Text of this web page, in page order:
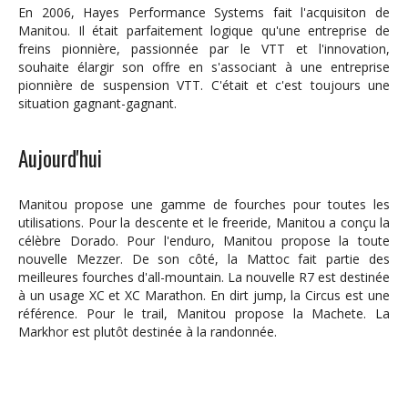
En 2006, Hayes Performance Systems fait l'acquisiton de
Manitou. Il était parfaitement logique qu'une entreprise de
freins pionnière, passionnée par le VTT et l'innovation,
souhaite élargir son offre en s'associant à une entreprise
pionnière de suspension VTT. C'était et c'est toujours une
situation gagnant-gagnant.
Aujourd'hui
Manitou propose une gamme de fourches pour toutes les
utilisations. Pour la descente et le freeride, Manitou a conçu la
célèbre Dorado. Pour l'enduro, Manitou propose la toute
nouvelle Mezzer. De son côté, la Mattoc fait partie des
meilleures fourches d'all-mountain. La nouvelle R7 est destinée
à un usage XC et XC Marathon. En dirt jump, la Circus est une
référence. Pour le trail, Manitou propose la Machete. La
Markhor est plutôt destinée à la randonnée.